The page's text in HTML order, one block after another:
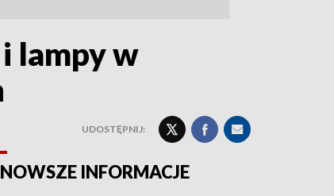
lampy w
UDOSTĘPNIJ:
INFORMACJE